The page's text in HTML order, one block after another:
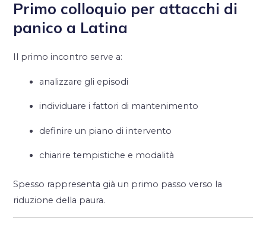
Primo colloquio per attacchi di
panico a Latina
Il primo incontro serve a:
analizzare gli episodi
individuare i fattori di mantenimento
definire un piano di intervento
chiarire tempistiche e modalità
Spesso rappresenta già un primo passo verso la
riduzione della paura.